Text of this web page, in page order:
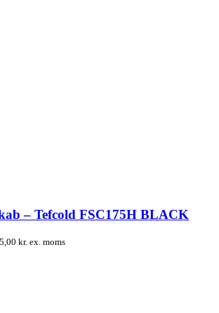
– Tefcold FSC175H BLACK
kr. ex. moms